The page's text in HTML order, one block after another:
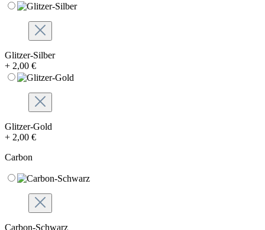
Glitzer-Silber
+ 2,00 €
Glitzer-Gold
+ 2,00 €
Carbon
Carbon-Schwarz